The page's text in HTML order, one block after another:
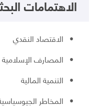
الاهتمامات
• الاقتصاد النقدي
• المصارف الإسلامية
• التنمية المالية
• المخاطر